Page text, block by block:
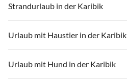
Strandurlaub in der Karibik
Urlaub mit Haustier in der Karibik
Urlaub mit Hund in der Karibik